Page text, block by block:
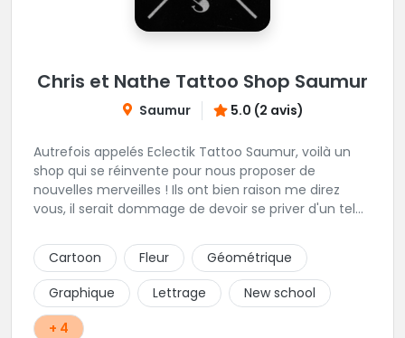
Chris et Nathe Tattoo Shop Saumur
Saumur 5.0 (2 avis)
Autrefois appelés Eclectik Tattoo Saumur, voilà un
shop qui se réinvente pour nous proposer de
nouvelles merveilles ! Ils ont bien raison me direz
vous, il serait dommage de devoir se priver d'un tel
au projet perso, ils savent presque tout faire et vous
offrons un accompagnement propice à sublimer vos
idées. En plein centre de la ville, cadre et ambiance
génial, hygiène impeccable, leurs faire une critique
m'est bien difficile!
Cartoon Fleur
Géométrique
Graphique
Lettrage
New school
+ 4